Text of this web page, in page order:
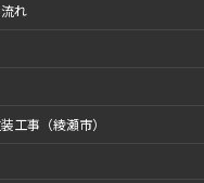
れ
工事（綾瀬市）